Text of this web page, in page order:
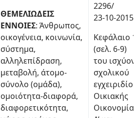
ΘΕΜΕΛΙΩΔΕΙΣ
ΕΝΝΟΙΕΣ: Άνθρωπος,
οικογένεια, κοινωνία,
σύστημα,
αλληλεπίδραση,
μεταβολή, άτομο-
σύνολο (ομάδα),
ομοιότητα-διαφορά,
διαφορετικότητα,
2296/
23-10-2015
Κεφάλαιο 1
(σελ. 6-9)
του
σχολικού
Οικιακής